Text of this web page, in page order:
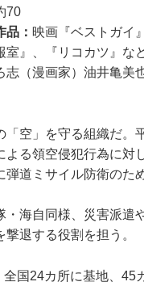
70
： 映画『ベストガ
室』、『リコカツ』な
志（漫画家）油井亀美
空」を守る組織だ。
よる領空侵犯行為に対
道ミサイル防衛のた
海自同様、災害派遣
退する役割を担う。
国24カ所に基地、45